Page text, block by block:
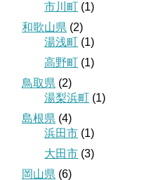
市川町 (1)
和歌山県 (2)
湯浅町 (1)
高野町 (1)
鳥取県 (2)
湯梨浜町 (1)
島根県 (4)
浜田市 (1)
大田市 (3)
岡山県 (6)